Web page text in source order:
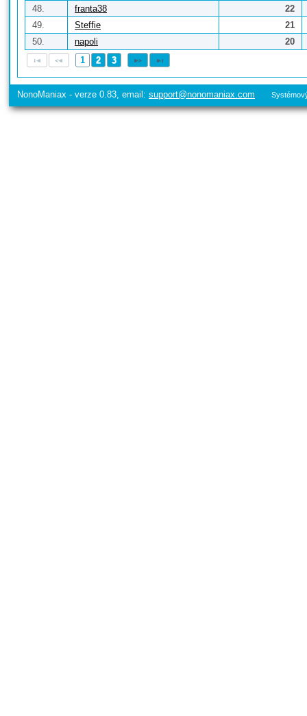
48. franta38
22
49.
Steffie
21
50.
napoli
20
1
2 3
NonoManiax - verze 0.83, email: support@nonomaniax.com